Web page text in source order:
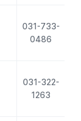
031-733-
0486
031-322-
1263